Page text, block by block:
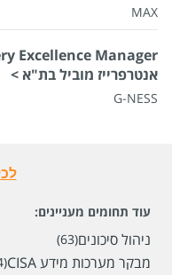
MAX
אנטרפרייז מוביל בת"א >
G-NESS
עוד תחומים מעניינים:
ניהול סיכונים(63)
מבקר מערכות מידע CISA (4)